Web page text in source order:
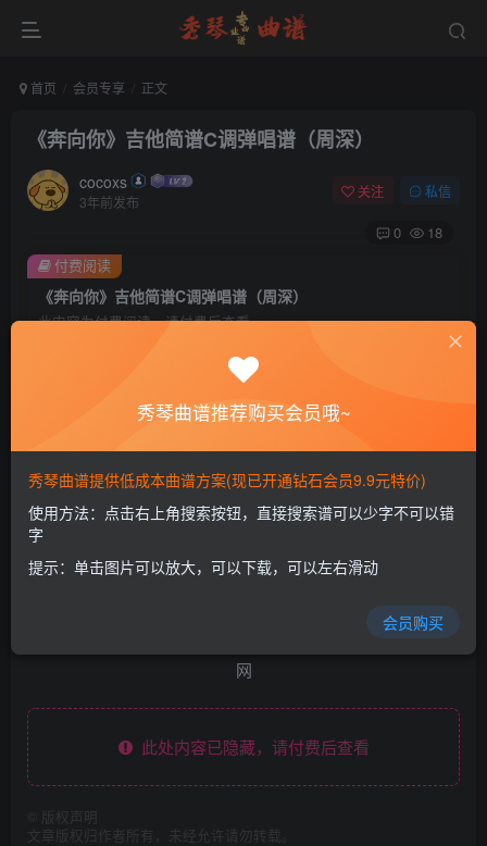
首页 会员专享 正文
《奔向你》吉他简谱C调弹唱谱（周深）
cocoxs
3年前发布
关注 私信
0 18
《奔向你》吉他简谱C调弹唱谱（周深）
此内容为付费阅读，请付费后查看
会员专属资源
黄金会员免费 钻石会员
开通会员
付费阅读
此处内容已隐藏，请付费后查看
版权声明
文章版权归作者所有，未经允许请勿转载。
秀琴曲谱推荐购买会员哦~
秀琴曲谱提供低成本曲谱方案(现已开通钻石会员9.9元特价)
使用方法：点击右上角搜索按钮，直接搜索谱可以少字不可以错
字
提示：单击图片可以放大，可以下载，可以左右滑动
会员购买